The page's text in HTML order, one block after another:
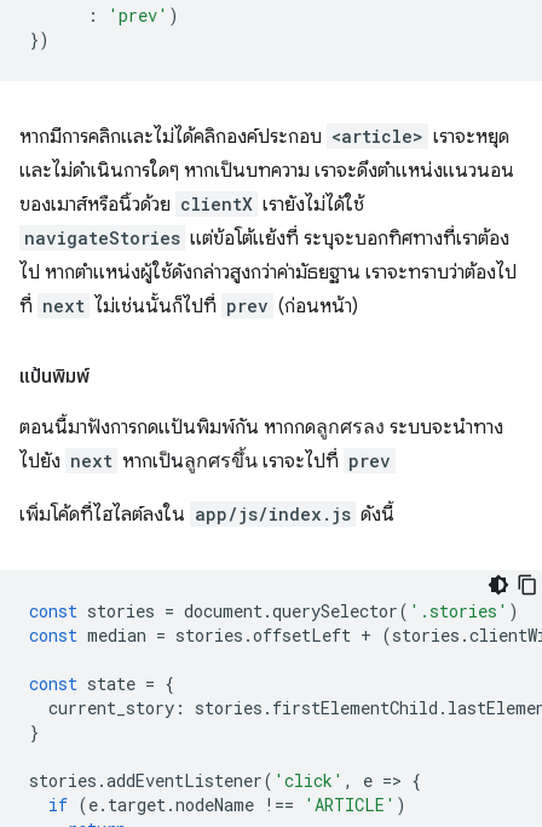
:
'prev' )
})
หากมีการคลิกและไม่ได้คลิกองค์ประกอบ <article> เราจะหยุด
และไม่ดำเนินการใดๆ หากเป็นบทความ เราจะดึงตำแหน่งแนวนอน
ของเมาส์หรือนิ้วด้วย clientX เรายังไม่ได้ใช้
navigateStories แต่ข้อโต้แย้งที่ ระบุจะบอกทิศทางที่เราต้อง
ไป หากตำแหน่งผู้ใช้ดังกล่าวสูงกว่าค่ามัธยฐาน เราจะทราบว่าต้องไป
ที่ next ไม่เช่นนั้นก็ไปที่ prev (ก่อนหน้า)
แป้นพิมพ์
ตอนนี้มาฟังการกดแป้นพิมพ์กัน หากกดลูกศรลง ระบบจะนำทาง
ไปยัง next หากเป็นลูกศรขึ้น เราจะไปที่ prev
เพิ่มโค้ดที่ไฮไลต์ลงใน app/js/index.js ดังนี้
const stories = document .querySelector( '.stories' )
const median = stories .offsetLeft + (stories .
const state = {
current_story : stories . firstElementChild .
}
stories .addEventListener( 'click' , e => {
if (e. target .nodeName !== 'ARTICLE' )